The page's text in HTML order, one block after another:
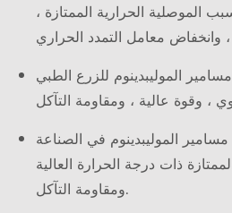
الموصلية الحرارية الممتازة ،
الموليبدينوم للزرع الطبي
الموليبدينوم في الصناعة
ذات درجة الحرارة العالية
ومقاومة التآكل.